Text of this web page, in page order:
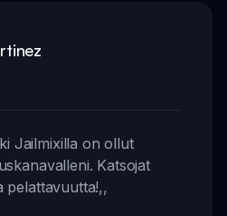
Jailmixilla on ollut
Katsojat
pelattavuutta!,,